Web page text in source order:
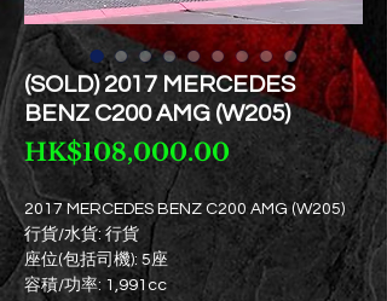
(SOLD) 2017 MERCEDES
BENZ C200 AMG (W205)
HK$108,000.00價
格
2017 MERCEDES BENZ C200 AMG (W205)
行貨/水貨: 行貨
座位(包括司機): 5座
容積/功率: 1,991cc